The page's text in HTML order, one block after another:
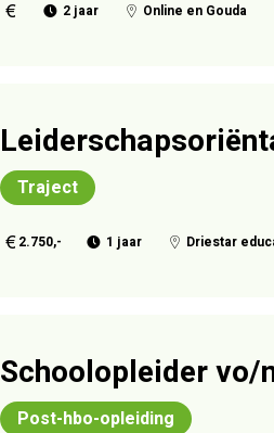
2 jaar Online en Gouda
Traject
2.750,- 1 jaar Driestar
Schoolopleider vo/
Post-hbo-opleiding